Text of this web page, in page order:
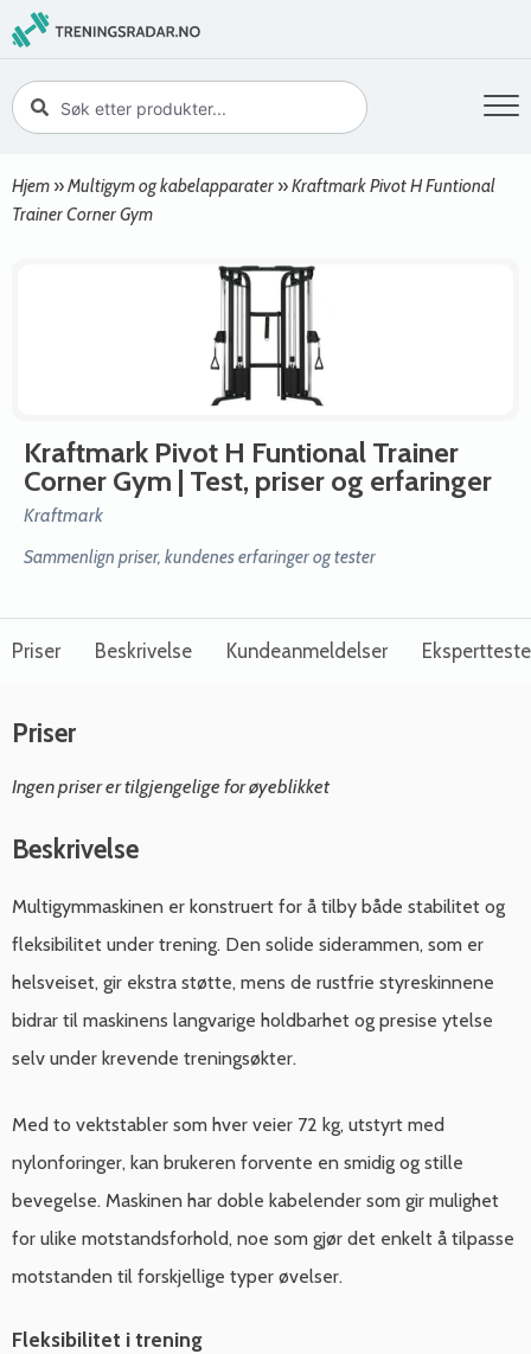
Hjem »Multigym og kabelapparater »Kraftmark Pivot H Funtional
Trainer Corner Gym
Kraftmark Pivot H Funtional Trainer
Corner Gym | Test, priser og erfaringer
Kraftmark
Sammenlign priser, kundenes erfaringer og tester
Priser Beskrivelse Kundeanmeldelser
Priser
Ingen priser er tilgjengelige for øyeblikket
Beskrivelse
Multigymmaskinen er konstruert for å tilby både stabilitet og
fleksibilitet under trening. Den solide siderammen, som er
helsveiset, gir ekstra støtte, mens de rustfrie styreskinnene
bidrar til maskinens langvarige holdbarhet og presise ytelse
selv under krevende treningsøkter.
Med to vektstabler som hver veier 72 kg, utstyrt med
nylonforinger, kan brukeren forvente en smidig og stille
bevegelse. Maskinen har doble kabelender som gir mulighet
for ulike motstandsforhold, noe som gjør det enkelt å tilpasse
motstanden til forskjellige typer øvelser.
Fleksibilitet i trening